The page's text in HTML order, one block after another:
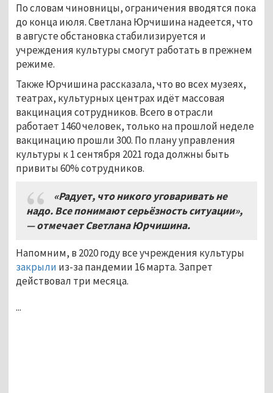
По словам чиновницы, ограничения вводятся пока
до конца июля. Светлана Юрчишина надеется, что
в августе обстановка стабилизируется и
учреждения культуры смогут работать в прежнем
режиме.
Также Юрчишина рассказала, что во всех музеях,
театрах, культурных центрах идёт массовая
вакцинация сотрудников. Всего в отрасли
работает 1460 человек, только на прошлой неделе
вакцинацию прошли 300. По плану управления
культуры к 1 сентября 2021 года должны быть
привиты 60% сотрудников.
«Радует, что никого уговаривать не
надо. Все понимают серьёзность ситуации»,
— отмечает Светлана Юрчишина.
Напомним, в 2020 году все учреждения культуры
закрыли из-за пандемии 16 марта. Запрет
действовал три месяца.
...